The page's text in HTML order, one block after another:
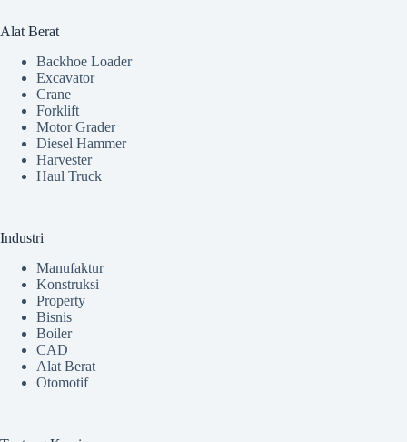
Alat Berat
Backhoe Loader
Excavator
Crane
Forklift
Motor Grader
Diesel Hammer
Harvester
Haul Truck
Industri
Manufaktur
Konstruksi
Property
Bisnis
Boiler
CAD
Alat Berat
Otomotif